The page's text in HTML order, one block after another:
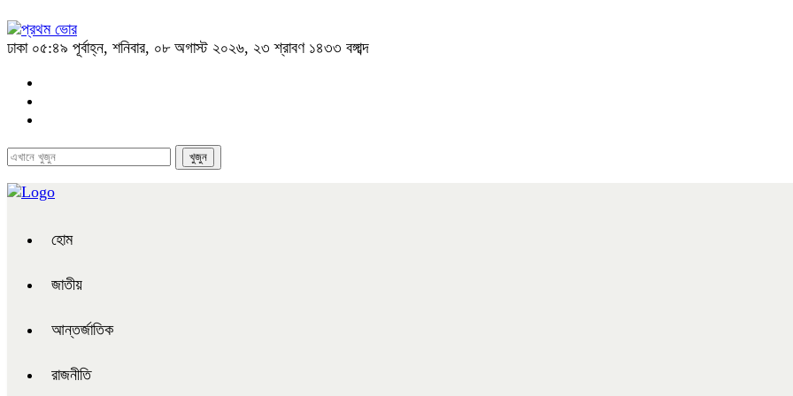
ঢাকা ০৫:৪৯ পূর্বাহ্ন, শনিবার, ০৮ অগাস্ট ২০২৬, ২৩ শ্রাবণ ১৪৩৩ বঙ্গাব্দ
হোম
জাতীয়
আন্তর্জাতিক
রাজনীতি